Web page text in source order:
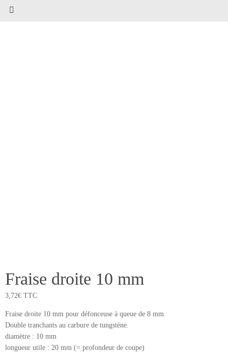
Fraise droite 10 mm
3,72€ TTC
Fraise droite 10 mm pour défonceuse à queue de 8 mm.
Double tranchants au carbure de tungstène.
diamètre : 10 mm
longueur utile : 20 mm (= profondeur de coupe)